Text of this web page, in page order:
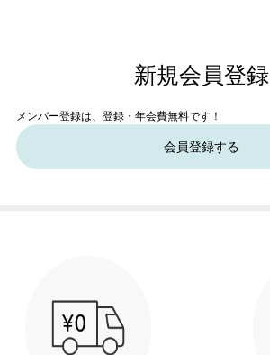
新規会員登録
メンバー登録は、登録・年会費無料です！
会員登録する